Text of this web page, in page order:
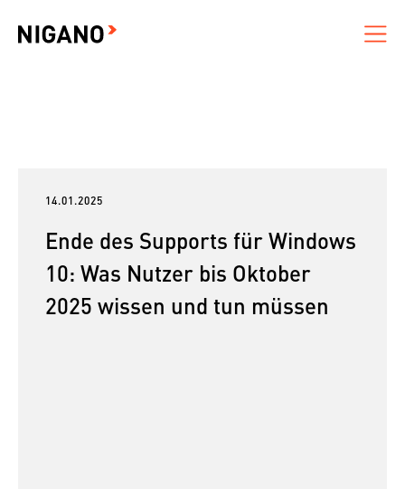
14.01.2025
Ende des Supports für Windows
10: Was Nutzer bis Oktober
2025 wissen und tun müssen